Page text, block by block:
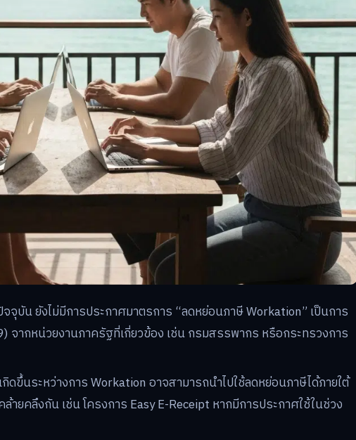
จุบัน ยังไม่มีการประกาศมาตรการ “ลดหย่อนภาษี Workation” เป็นการ
จากหน่วยงานภาครัฐที่เกี่ยวข้อง เช่น กรมสรรพากร หรือกระทรวงการ
กิดขึ้นระหว่างการ Workation อาจสามารถนำไปใช้ลดหย่อนภาษีได้ภายใต้
ยคลึงกัน เช่น โครงการ Easy E-Receipt หากมีการประกาศใช้ในช่วง